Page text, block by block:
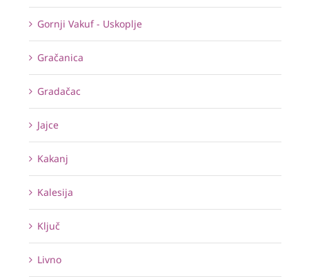
Gornji Vakuf - Uskoplje
Gračanica
Gradačac
Jajce
Kakanj
Kalesija
Ključ
Livno